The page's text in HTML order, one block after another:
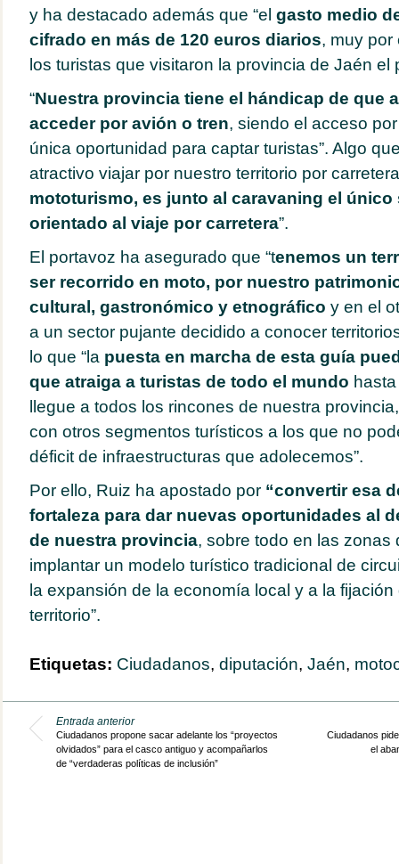
y ha destacado además que “el gasto medio
cifrado en más de 120 euros diarios, muy por
los turistas que visitaron la provincia de Jaén el
“Nuestra provincia tiene el hándicap de que
acceder por avión o tren, siendo el acceso
única oportunidad para captar turistas”. Algo
atractivo viajar por nuestro territorio por
mototurismo, es junto al caravaning el
orientado al viaje por carretera”.
El portavoz ha asegurado que “tenemos un
ser recorrido en moto, por nuestro
cultural, gastronómico y etnográfico y en el
a un sector pujante decidido a conocer
lo que “la puesta en marcha de esta guía
que atraiga a turistas de todo el mundo
llegue a todos los rincones de nuestra
con otros segmentos turísticos a los que no
déficit de infraestructuras que adolecemos”.
Por ello, Ruiz ha apostado por “convertir esa
fortaleza para dar nuevas oportunidades al
de nuestra provincia, sobre todo en las zonas
implantar un modelo turístico tradicional de
la expansión de la economía local y a la
territorio”.
Etiquetas: Ciudadanos, diputación, Jaén,
Entrada anterior
Ciudadanos propone sacar adelante los “proyectos
olvidados” para el casco antiguo y acompañarlos
de “verdaderas políticas de inclusión”
Ciudadanos
el